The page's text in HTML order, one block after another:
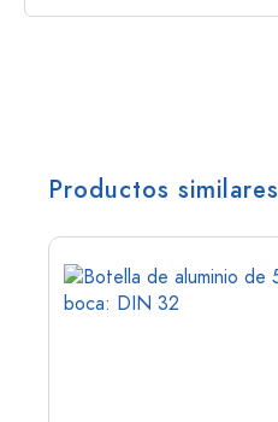
Productos similares